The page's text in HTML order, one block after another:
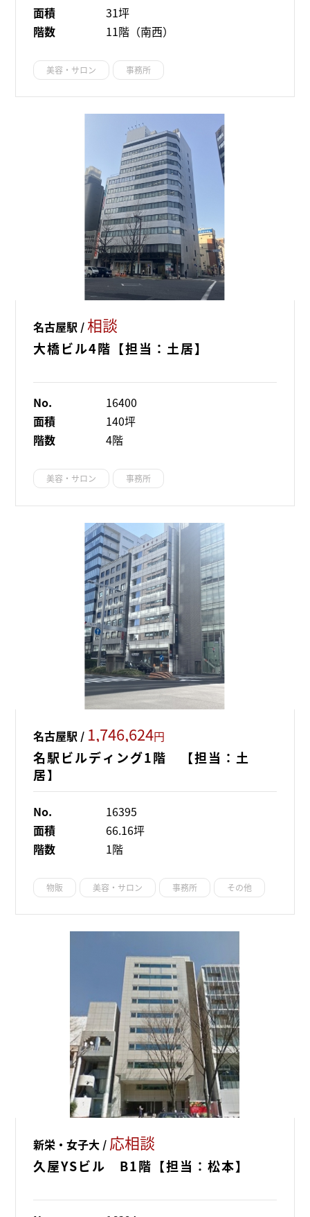
面積
31坪
階数
11階（南西）
美容・サロン 事務所
名古屋駅 /相談
大橋ビル4階【担当：土居】
No.
16400
面積
140坪
階数
4階
美容・サロン 事務所
名古屋駅 / 1,746,624円
名駅ビルディング1階 【担当：土
居】
No.
16395
面積
66.16坪
階数
1階
物販 美容・サロン 事務所 その他
新栄・女子大 / 応相談
久屋YSビル B1階【担当：松本】